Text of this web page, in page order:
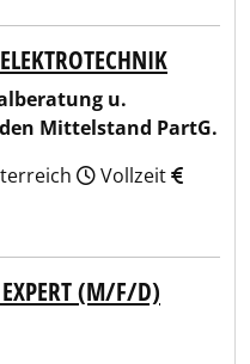
u.
Mittelstand PartG.
Vollzeit
(M/F/D)